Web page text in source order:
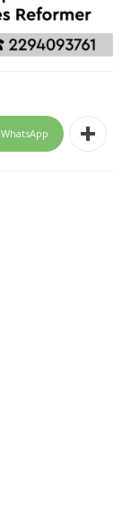
WhatsApp